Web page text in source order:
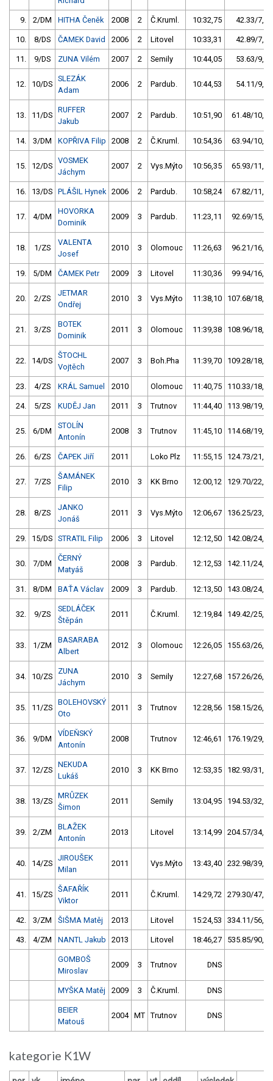
9. 2/DM HITHA Čeněk 2008 2 Č.Kruml. 10:32,75 42.33/7,2
10. 8/DS ČAMEK David 2006 2 Litovel 10:33,31 42.89/7,3
11. 9/DS ZUNA Vilém 2007 2 Semily 10:44,05 53.63/9,1
12. 10/DS
SLEZÁK
Adam
2006 2 Pardub. 10:44,53 54.11/9,2
13. 11/DS
RUFFER
Jakub
2007 2 Pardub. 10:51,90 61.48/10,4
14. 3/DM KOPŘIVA Filip 2008 2 Č.Kruml. 10:54,36 63.94/10,8
15. 12/DS
VOSMEK
Jáchym
2007 2 Vys.Mýto 10:56,35 65.93/11,2
16. 13/DS PLÁŠIL Hynek 2006 2 Pardub. 10:58,24 67.82/11,5
17. 4/DM
HOVORKA
Dominik
2009 3 Pardub. 11:23,11 92.69/15,7
18. 1/ZS
VALENTA
Josef
2010 3 Olomouc 11:26,63 96.21/16,3
19. 5/DM ČAMEK Petr 2009 3 Litovel 11:30,36 99.94/16,9
20. 2/ZS
JETMAR
Ondřej
2010 3 Vys.Mýto 11:38,10 107.68/18,2
21. 3/ZS
BOTEK
Dominik
2011 3 Olomouc 11:39,38 108.96/18,5
22. 14/DS
ŠTOCHL
Vojtěch
2007 3 Boh.Pha 11:39,70 109.28/18,5
23. 4/ZS KRÁL Samuel 2010 Olomouc 11:40,75 110.33/18,7
24. 5/ZS KUDĚJ Jan 2011 3 Trutnov 11:44,40 113.98/19,3
25. 6/DM
STOLÍN
Antonín
2008 3 Trutnov 11:45,10 114.68/19,4
26. 6/ZS ČAPEK Jiří 2011 Loko Plz 11:55,15 124.73/21,1
27. 7/ZS
ŠAMÁNEK
Filip
2010 3 KK Brno 12:00,12 129.70/22,0
28. 8/ZS
JANKO
Jonáš
2011 3 Vys.Mýto 12:06,67 136.25/23,1
29. 15/DS STRATIL Filip 2006 3 Litovel 12:12,50 142.08/24,1
30. 7/DM
ČERNÝ
Matyáš
2008 3 Pardub. 12:12,53 142.11/24,1
31. 8/DM BAŤA Václav 2009 3 Pardub. 12:13,50 143.08/24,2
32. 9/ZS
SEDLÁČEK
Štěpán
2011 Č.Kruml. 12:19,84 149.42/25,3
33. 1/ZM
BASARABA
Albert
2012 3 Olomouc 12:26,05 155.63/26,4
34. 10/ZS
ZUNA
Jáchym
2010 3 Semily 12:27,68 157.26/26,6
35. 11/ZS
BOLEHOVSKÝ
Oto
2011 3 Trutnov 12:28,56 158.15/26,8
36. 9/DM
VÍDEŇSKÝ
Antonín
2008 Trutnov 12:46,61 176.19/29,8
37. 12/ZS
NEKUDA
Lukáš
2010 3 KK Brno 12:53,35 182.93/31,0
38. 13/ZS
MRŮZEK
Šimon
2011 Semily 13:04,95 194.53/32,9
39. 2/ZM
BLAŽEK
Antonín
2013 Litovel 13:14,99 204.57/34,6
40. 14/ZS
JIROUŠEK
Milan
2011 Vys.Mýto 13:43,40 232.98/39,5
41. 15/ZS
ŠAFAŘÍK
Viktor
2011 Č.Kruml. 14:29,72 279.30/47,3
42. 3/ZM ŠIŠMA Matěj 2013 Litovel 15:24,53 334.11/56,6
43. 4/ZM NANTL Jakub 2013 Litovel 18:46,27 535.85/90,8
GOMBOŠ
Miroslav
2009 3 Trutnov DNS
MYŠKA Matěj 2009 3 Č.Kruml. DNS
BEIER
Matouš
2004 MT Trutnov DNS
kategorie K1W